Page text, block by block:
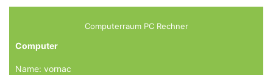
Computerraum PC Rechner
Computer
Name: vornac